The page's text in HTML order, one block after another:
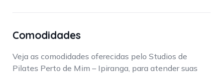
Comodidades
Veja as comodidades oferecidas pelo Studios de
Pilates Perto de Mim – Ipiranga, para atender suas